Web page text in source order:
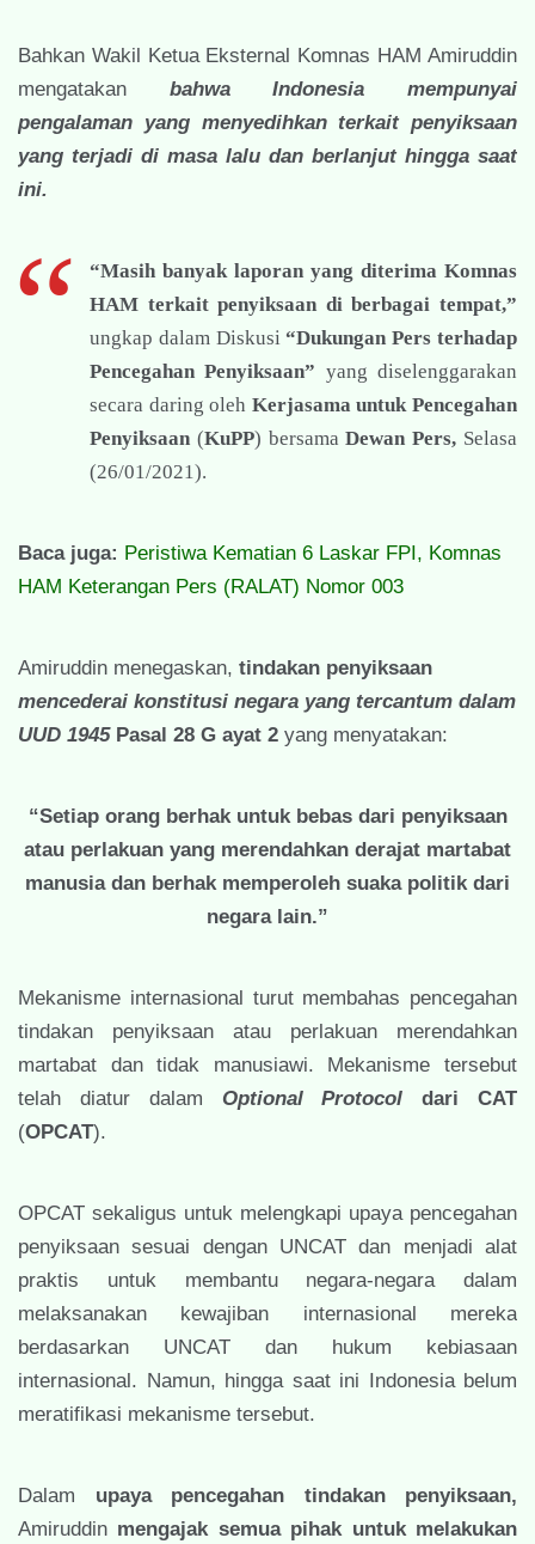
Bahkan Wakil Ketua Eksternal Komnas HAM Amiruddin
mengatakan bahwa Indonesia mempunyai
pengalaman yang menyedihkan terkait penyiksaan
yang terjadi di masa lalu dan berlanjut hingga saat
ini.
“Masih banyak laporan yang diterima Komnas
HAM terkait penyiksaan di berbagai tempat,”
ungkap dalam Diskusi “Dukungan Pers terhadap
Pencegahan Penyiksaan” yang diselenggarakan
secara daring oleh Kerjasama untuk Pencegahan
Penyiksaan (KuPP) bersamaDewan Pers, Selasa
(26/01/2021).
Baca juga: Peristiwa Kematian 6 Laskar FPI, Komnas
HAM Keterangan Pers (RALAT) Nomor 003
Amiruddin menegaskan, tindakan penyiksaan
mencederai konstitusi negara yang tercantum dalam
UUD 1945 Pasal 28 G ayat 2 yang menyatakan:
“Setiap orang berhak untuk bebas dari penyiksaan
atau perlakuan yang merendahkan derajat martabat
manusia dan berhak memperoleh suaka politik dari
negara lain.”
Mekanisme internasional turut membahas pencegahan
tindakan penyiksaan atau perlakuan merendahkan
martabat dan tidak manusiawi. Mekanisme tersebut
telah diatur dalam Optional Protocol dari CAT
(OPCAT).
OPCAT sekaligus untuk melengkapi upaya pencegahan
penyiksaan sesuai dengan UNCAT dan menjadi alat
praktis untuk membantu negara-negara dalam
melaksanakan kewajiban internasional mereka
berdasarkan UNCAT dan hukum kebiasaan
internasional. Namun, hingga saat ini Indonesia belum
meratifikasi mekanisme tersebut.
Dalam upaya pencegahan tindakan penyiksaan,
Amiruddin mengajak semua pihak untuk melakukan